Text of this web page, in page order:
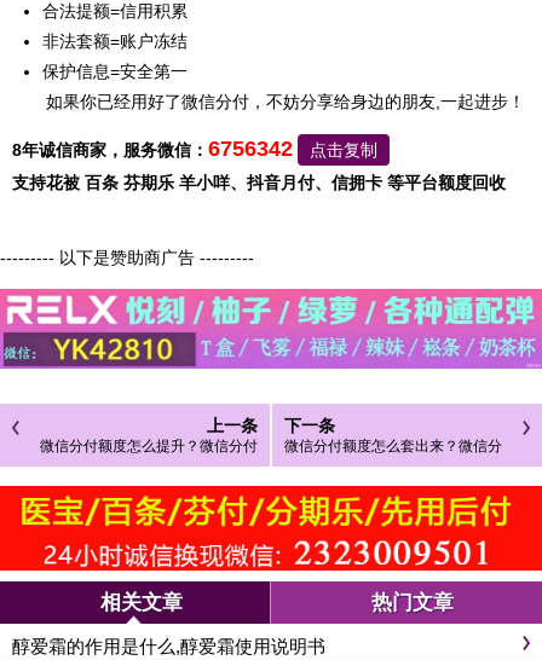
合法提额=信用积累
非法套额=账户冻结
保护信息=安全第一
如果你已经用好了微信分付，不妨分享给身边的朋友,一起进步！
8年诚信商家，服务微信： 6756342
点击复制
支持花被 百条 芬期乐 羊小咩、抖音月付、信拥卡 等平台额度回收
--------- 以下是赞助商广告 ---------
上一条
微信分付额度怎么提升？微信分付
额度不足怎么办？
下一条
微信分付额度怎么套出来？微信分
付显示提升额度
相关文章 热门文章
醇爱霜的作用是什么,醇爱霜使用说明书